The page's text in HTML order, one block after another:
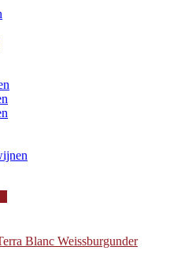
Blanc Weissburgunder